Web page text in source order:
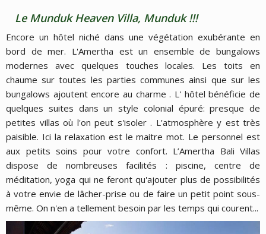
Le Munduk Heaven Villa, Munduk !!!
Encore un hôtel niché dans une végétation exubérante en
bord de mer. L'Amertha est un ensemble de bungalows
modernes avec quelques touches locales. Les toits en
chaume sur toutes les parties communes ainsi que sur les
bungalows ajoutent encore au charme . L' hôtel bénéficie de
quelques suites dans un style colonial épuré: presque de
petites villas où l'on peut s'isoler . L’atmosphère y est très
paisible. Ici la relaxation est le maitre mot. Le personnel est
aux petits soins pour votre confort. L’Amertha Bali Villas
dispose de nombreuses facilités : piscine, centre de
méditation, yoga qui ne feront qu'ajouter plus de possibilités
à votre envie de lâcher-prise ou de faire un petit point sous-
même. On n'en a tellement besoin par les temps qui courent...